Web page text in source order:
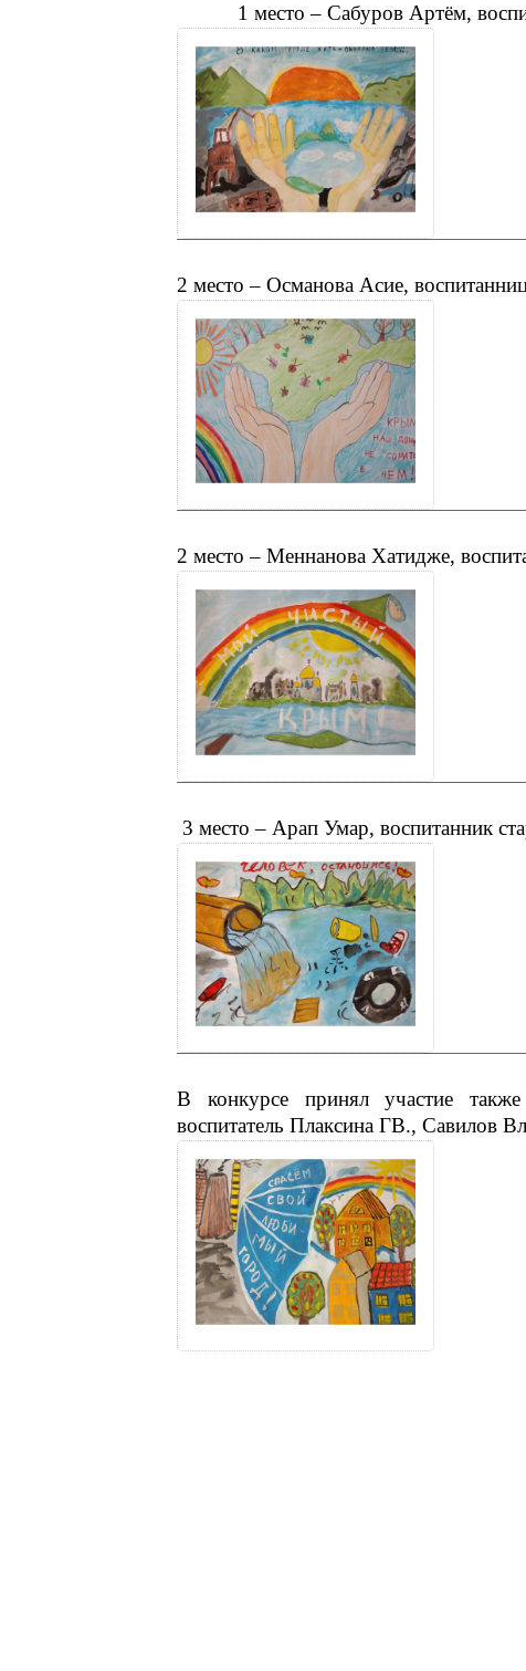
1 место – Сабуров Артём,
2 место – Османова Асие,
2 место – Меннанова Хатидже,
3 место – Арап Умар, воспитанник
В конкурсе принял участие
воспитатель Плаксина ГВ., Савилов